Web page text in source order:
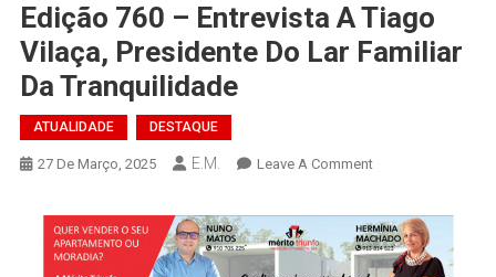
Edição 760 – Entrevista A Tiago
Vilaça, Presidente Do Lar Familiar
Da Tranquilidade
ATUALIDADE DESTAQUE
27 De Março, 2025 E.M. Leave A CommentOn
760
–
Entrevista